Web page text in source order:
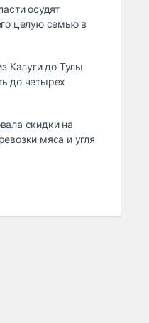
осудят
целую семью в
Калуги до Тулы
до четырех
скидки на
мяса и угля